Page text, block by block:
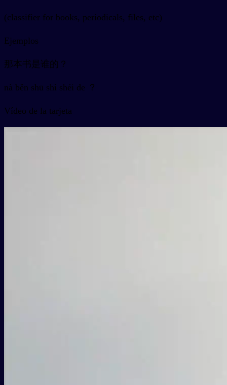
(classifier for books, periodicals, files, etc)
Ejemplos
那本书是谁的？
nà běn shū shì shéi de ？
Vídeo de la tarjeta